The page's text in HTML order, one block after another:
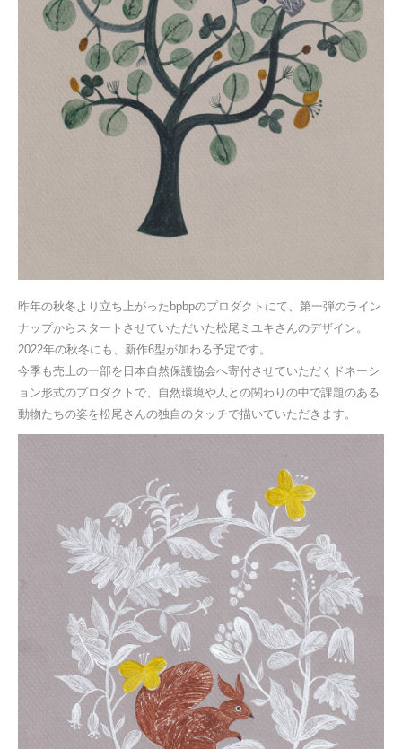
昨年の秋冬より立ち上がったbpbpのプロダクトにて、第一弾のライン
ナップからスタートさせていただいた松尾ミユキさんのデザイン。
2022年の秋冬にも、新作6型が加わる予定です。
今季も売上の一部を日本自然保護協会へ寄付させていただくドネーシ
ョン形式のプロダクトで、自然環境や人との関わりの中で課題のある
動物たちの姿を松尾さんの独自のタッチで描いていただきます。